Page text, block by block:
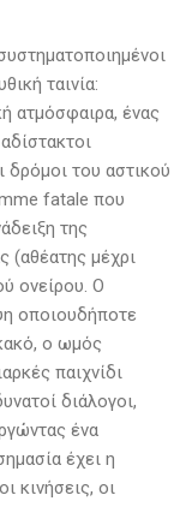
ταινία:
ατμόσφαιρα, ένας
δρόμοι του αστικού
fatale που
της
(αθέατης μέχρι
ονείρου. Ο
οποιουδήποτε
ο ωμός
παιχνίδι
διάλογοι,
ένα
έχει η
κινήσεις, οι